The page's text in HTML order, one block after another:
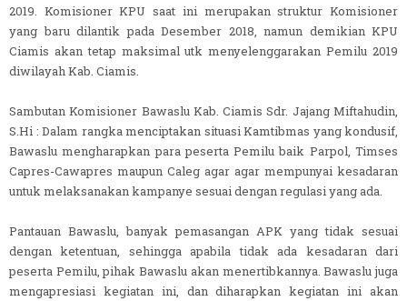
2019. Komisioner KPU saat ini merupakan struktur Komisioner
yang baru dilantik pada Desember 2018, namun demikian KPU
Ciamis akan tetap maksimal utk menyelenggarakan Pemilu 2019
diwilayah Kab. Ciamis.
Sambutan Komisioner Bawaslu Kab. Ciamis Sdr. Jajang Miftahudin,
S.Hi : Dalam rangka menciptakan situasi Kamtibmas yang kondusif,
Bawaslu mengharapkan para peserta Pemilu baik Parpol, Timses
Capres-Cawapres maupun Caleg agar agar mempunyai kesadaran
untuk melaksanakan kampanye sesuai dengan regulasi yang ada.
Pantauan Bawaslu, banyak pemasangan APK yang tidak sesuai
dengan ketentuan, sehingga apabila tidak ada kesadaran dari
peserta Pemilu, pihak Bawaslu akan menertibkannya. Bawaslu juga
mengapresiasi kegiatan ini, dan diharapkan kegiatan ini akan